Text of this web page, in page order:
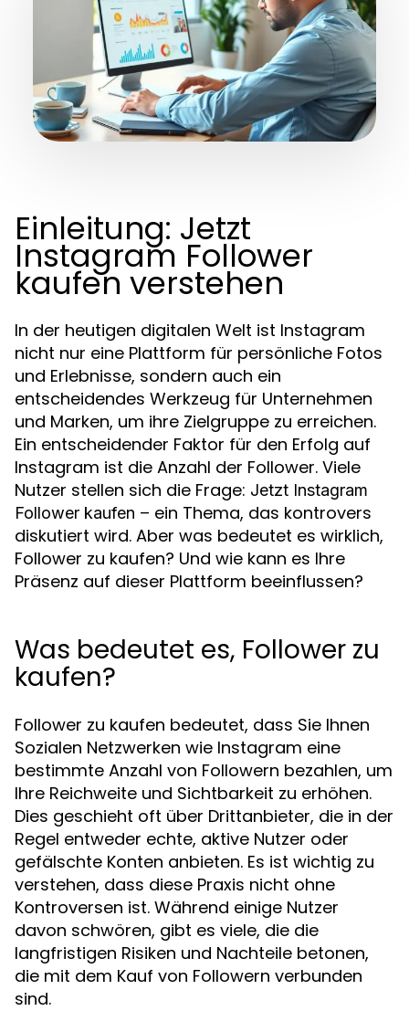
Einleitung: Jetzt
Instagram Follower
kaufen verstehen
In der heutigen digitalen Welt ist Instagram
nicht nur eine Plattform für persönliche Fotos
und Erlebnisse, sondern auch ein
entscheidendes Werkzeug für Unternehmen
und Marken, um ihre Zielgruppe zu erreichen.
Ein entscheidender Faktor für den Erfolg auf
Instagram ist die Anzahl der Follower. Viele
Nutzer stellen sich die Frage: Jetzt Instagram
Follower kaufen – ein Thema, das kontrovers
diskutiert wird. Aber was bedeutet es wirklich,
Follower zu kaufen? Und wie kann es Ihre
Präsenz auf dieser Plattform beeinflussen?
Was bedeutet es, Follower zu
kaufen?
Follower zu kaufen bedeutet, dass Sie Ihnen
Sozialen Netzwerken wie Instagram eine
bestimmte Anzahl von Followern bezahlen, um
Ihre Reichweite und Sichtbarkeit zu erhöhen.
Dies geschieht oft über Drittanbieter, die in der
Regel entweder echte, aktive Nutzer oder
gefälschte Konten anbieten. Es ist wichtig zu
verstehen, dass diese Praxis nicht ohne
Kontroversen ist. Während einige Nutzer
davon schwören, gibt es viele, die die
langfristigen Risiken und Nachteile betonen,
die mit dem Kauf von Followern verbunden
sind.